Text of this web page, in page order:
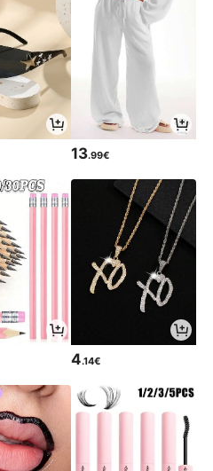
13.99€
4.14€